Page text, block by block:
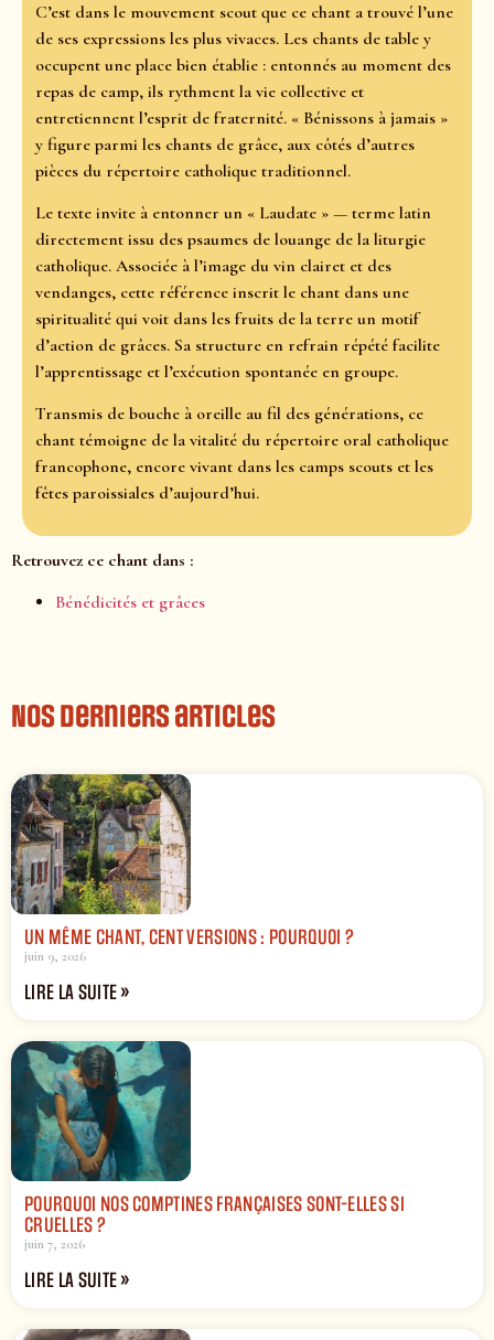
C’est dans le mouvement scout que ce chant a trouvé l’une
de ses expressions les plus vivaces. Les chants de table y
occupent une place bien établie : entonnés au moment des
repas de camp, ils rythment la vie collective et
entretiennent l’esprit de fraternité. « Bénissons à jamais »
y figure parmi les chants de grâce, aux côtés d’autres
pièces du répertoire catholique traditionnel.
Le texte invite à entonner un « Laudate » — terme latin
directement issu des psaumes de louange de la liturgie
catholique. Associée à l’image du vin clairet et des
vendanges, cette référence inscrit le chant dans une
spiritualité qui voit dans les fruits de la terre un motif
d’action de grâces. Sa structure en refrain répété facilite
l’apprentissage et l’exécution spontanée en groupe.
Transmis de bouche à oreille au fil des générations, ce
chant témoigne de la vitalité du répertoire oral catholique
francophone, encore vivant dans les camps scouts et les
fêtes paroissiales d’aujourd’hui.
Retrouvez ce chant dans :
Bénédicités et grâces
Nos derniers articles
UN MÊME CHANT, CENT VERSIONS : POURQUOI ?
juin 9, 2026
LIRE LA SUITE »
POURQUOI NOS COMPTINES FRANÇAISES SONT-ELLES SI
CRUELLES ?
juin 7, 2026
LIRE LA SUITE »